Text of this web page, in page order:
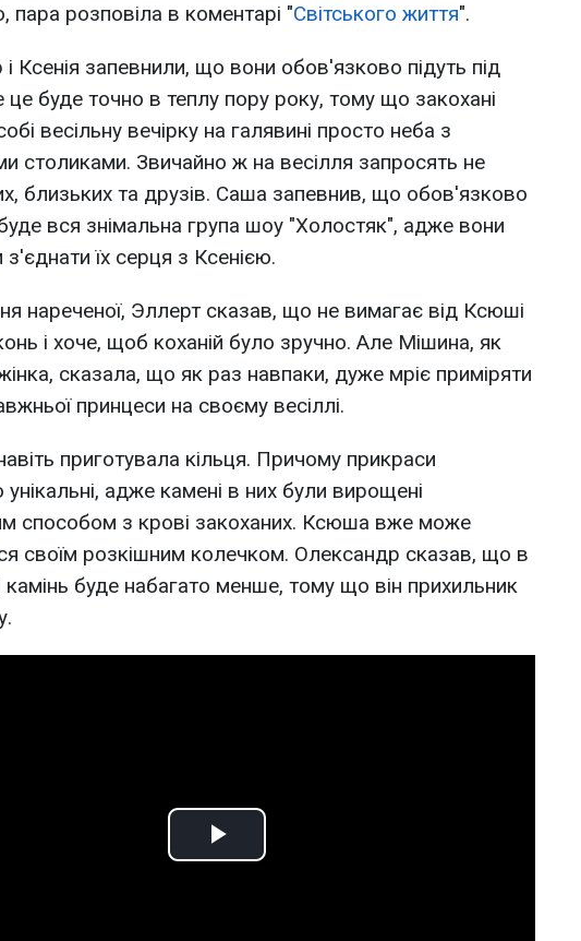
пара розповіла в коментарі "Світського життя".
Ксенія запевнили, що вони обов'язково підуть під
це буде точно в теплу пору року, тому що закохані
весільну вечірку на галявині просто неба з
столиками. Звичайно ж на весілля запросять не
близьких та друзів. Саша запевнив, що обов'язково
буде вся знімальна група шоу "Холостяк", адже вони
їх серця з Ксенією.
нареченої, Эллерт сказав, що не вимагає від Ксюші
і хоче, щоб коханій було зручно. Але Мішина, як
сказала, що як раз навпаки, дуже мріє приміряти
принцеси на своєму весіллі.
приготувала кільця. Причому прикраси
адже камені в них були вирощені
способом з крові закоханих. Ксюша вже може
своїм розкішним колечком. Олександр сказав, що в
камінь буде набагато менше, тому що він прихильник
Play